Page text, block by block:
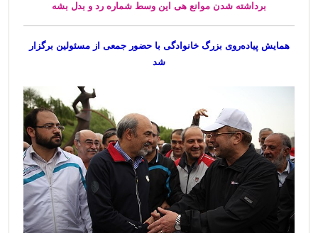
برداشته شدن موانع هی این وسط شماره رد و بدل بشه
همایش پیاده‌روی بزرگ خانوادگی با حضور جمعی از مسئولین برگزار
شد